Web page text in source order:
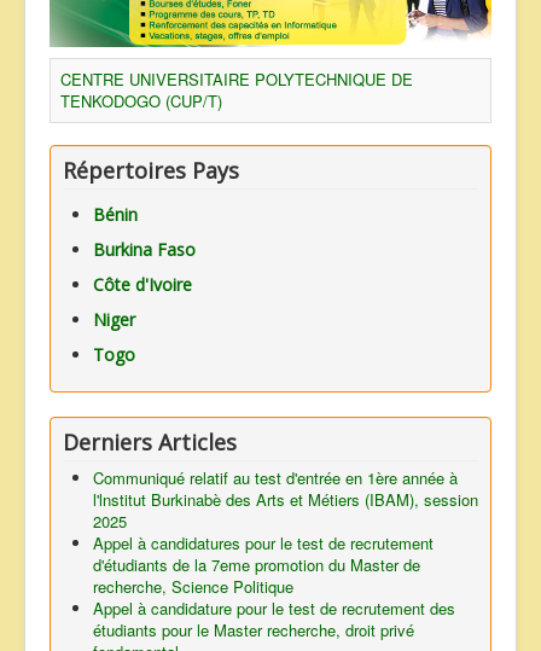
FAQ
CONTACTS
TELECHARGEMENTS
CENTRE UNIVERSITAIRE POLYTECHNIQUE DE
TENKODOGO (CUP/T)
Répertoires Pays
Bénin
Burkina Faso
Côte d'Ivoire
Niger
Togo
Derniers Articles
Communiqué relatif au test d'entrée en 1ère année à
l'lnstitut Burkinabè des Arts et Métiers (IBAM), session
2025
Appel à candidatures pour le test de recrutement
d'étudiants de la 7eme promotion du Master de
recherche, Science Politique
Appel à candidature pour le test de recrutement des
étudiants pour le Master recherche, droit privé